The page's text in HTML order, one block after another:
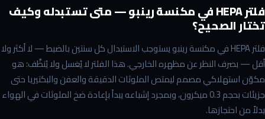
فلتر HEPA في مكنسة رينبو — متى تستبدله وكيف
تختار الصحيح؟
فلتر HEPA في مكنسة رينبو يستوجب الاستبدال كل سنتين بالضبط — لا أكثر ولا
أقل — بصرف النظر عن مظهره الخارجي. هذا الفلتر لا يُغسل ولا يُنظَّف؛ هو
مكوّن استهلاكي مصمم ليمتص الملوثات الدقيقة والعفن والبكتيريا حتى
جزيئات بحجم 0.3 ميكرون، وبمجرد إشباعه يبدأ بإعادة ضخ الملوثات في الهواء
بدلاً من احتجازها.